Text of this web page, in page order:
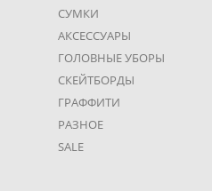
СУМКИ
АКСЕССУАРЫ
ГОЛОВНЫЕ УБОРЫ
СКЕЙТБОРДЫ
ГРАФФИТИ
РАЗНОЕ
SALE